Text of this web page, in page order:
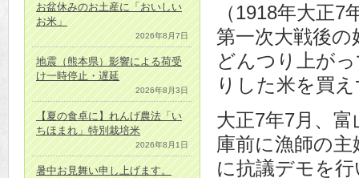
お盆休みのお土産に「おいしい
お米」
2026年8月7日
地震（熊本県）影響による荷受
け一時停止・遅延
2026年8月3日
【夏の食卓に】れんげ農法「い
ちほまれ」特別栽培米
2026年8月1日
暑中お見舞い申し上げます。
（1918年大正
第一次大戦後
どんつり上が
りした米を買
大正7年7月、
庫前に漁師の
に抗議デモを